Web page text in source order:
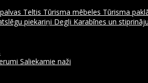
Teltis Tūrisma mēbeles Tūrisma
piekariņi Degļi Karabīnes un
Saliekamie naži